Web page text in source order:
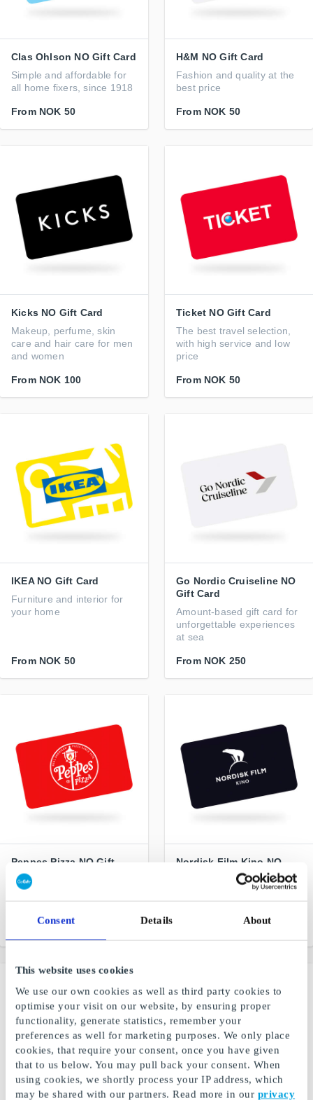
Consent Details About
This website uses cookies
We use our own cookies as well as third party cookies to
optimise your visit on our website, by ensuring proper
functionality, generate statistics, remember your
preferences as well for marketing purposes. We only place
cookies, that require your consent, once you have given
that to us below. You may pull back your consent. When
using cookies, we shortly process your IP address, which
may be shared with our partners. Read more in our privacy
Clas Ohlson NO Gift Card
Simple and affordable for
all home fixers, since 1918
From NOK 50
H&M NO Gift Card
Fashion and quality at the
best price
From NOK 50
Kicks NO Gift Card
Makeup, perfume, skin
care and hair care for men
and women
From NOK 100
Ticket NO Gift Card
The best travel selection,
with high service and low
price
From NOK 50
IKEA NO Gift Card
Furniture and interior for
your home
From NOK 50
Go Nordic Cruiseline NO
Gift Card
Amount-based gift card for
unforgettable experiences
at sea
From NOK 250
Peppes Pizza NO Gift
Card
A big favorite for the whole
family
Nordisk Film Kino NO
Gift ticket to the cinema -
give away an experience